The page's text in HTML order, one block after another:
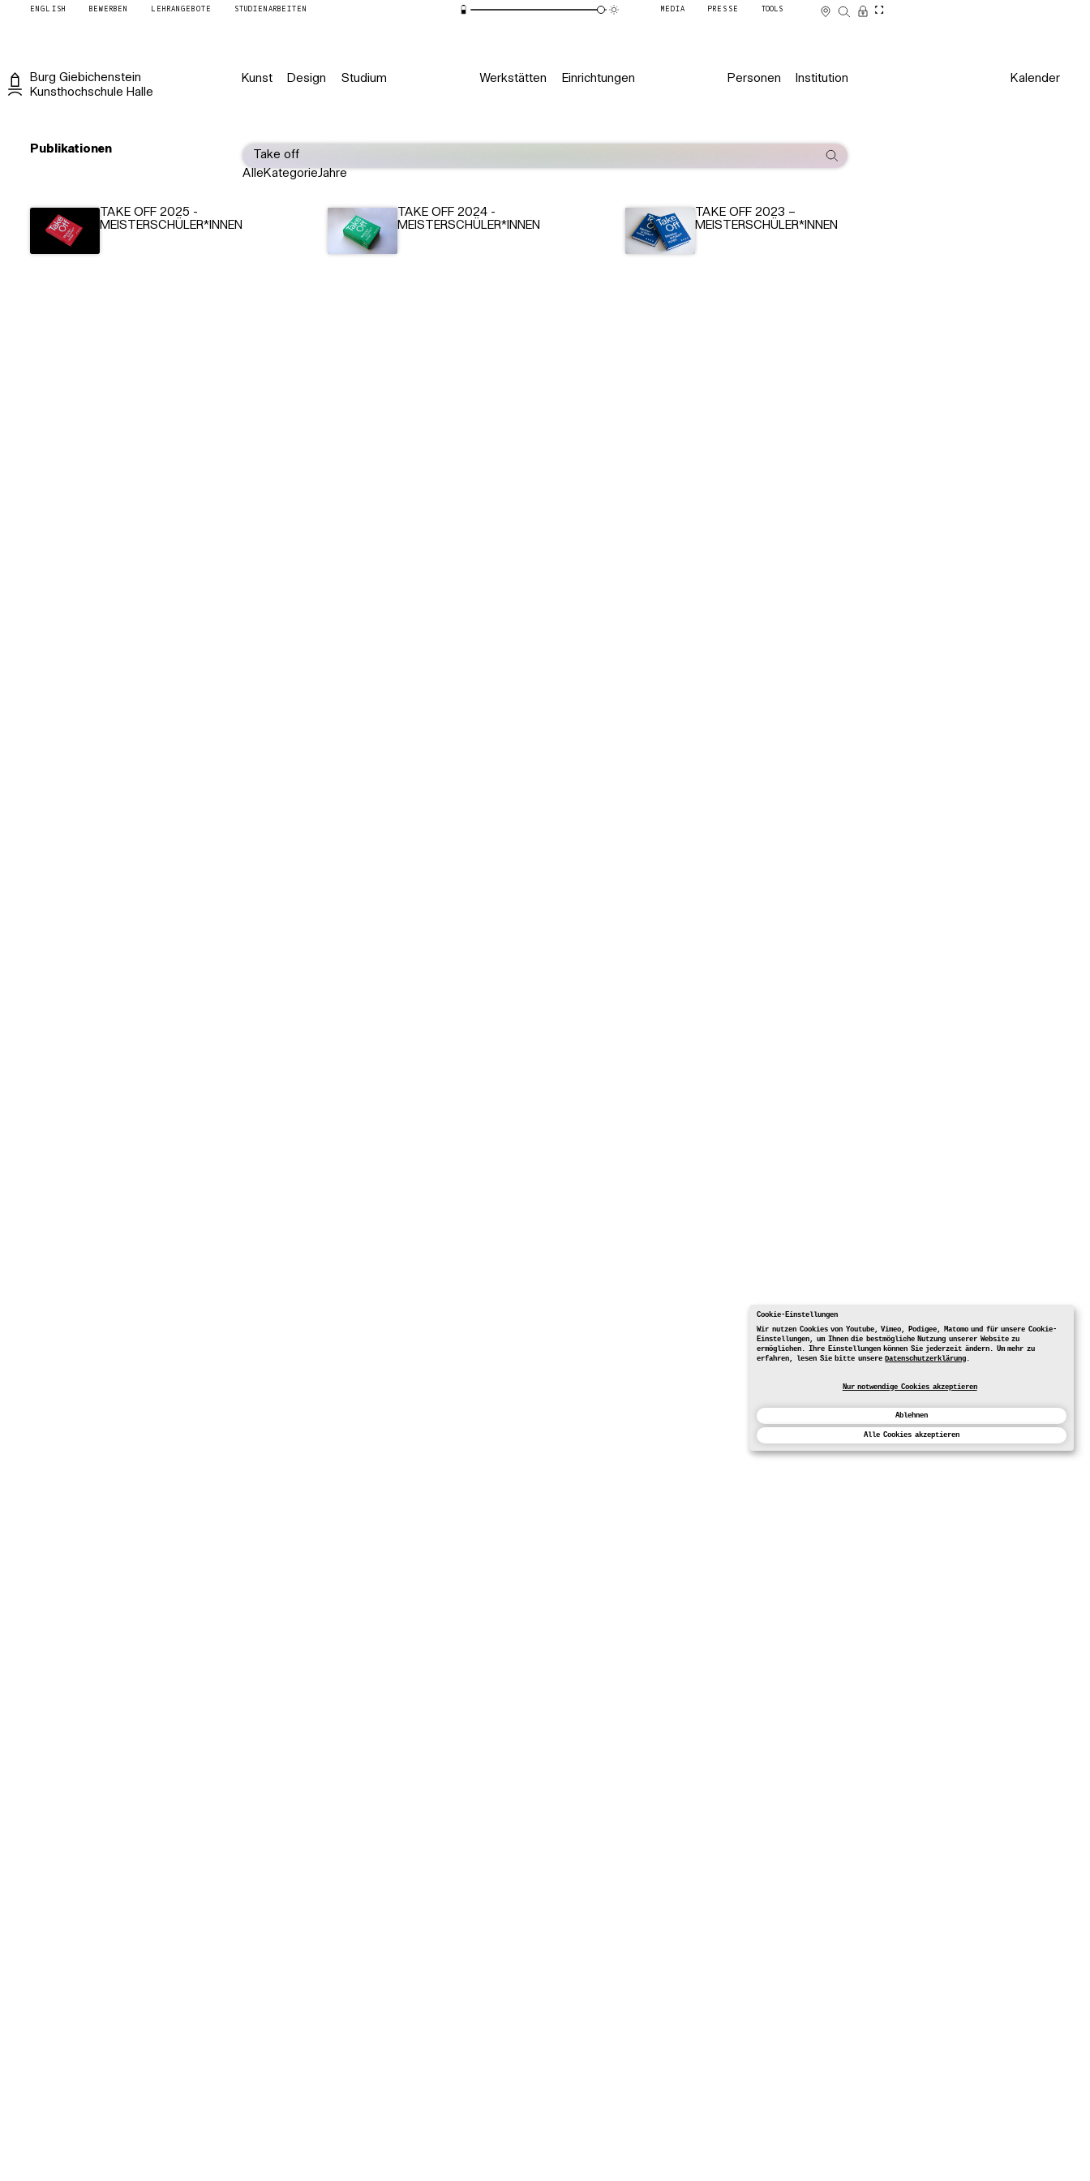
Cookie-Einstellungen
Wir nutzen Cookies von Youtube, Vimeo, Podigee, Matomo und für unsere Cookie-
Einstellungen, um Ihnen die bestmögliche Nutzung unserer Website zu
ermöglichen. Ihre Einstellungen können Sie jederzeit ändern. Um mehr zu
erfahren, lesen Sie bitte unsereDatenschutzerklärung.
Nur notwendige Cookies akzeptieren
Ablehnen
Alle Cookies akzeptieren
ENGLISH BEWERBEN LEHRANGEBOTE STUDIENARBEITEN MEDIA PRESSE TOOLS
Burg Giebichenstein
Kunsthochschule Halle
Kunst Design Studium Werkstätten Einrichtungen Personen Institution Kalender
Publikationen
AlleKategorieJahre
TAKE OFF 2025 -
MEISTERSCHÜLER*INNEN
TAKE OFF 2024 -
MEISTERSCHÜLER*INNEN
TAKE OFF 2023 –
MEISTERSCHÜLER*INNEN